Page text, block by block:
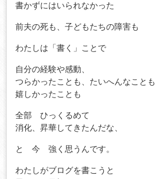
書かずにはいられなかった
前夫の死も、子どもたちの障害も
わたしは「書く」ことで
自分の経験や感動、
つらかったことも、たいへんなことも
嬉しかったことも
全部 ひっくるめて
消化、昇華してきたんだな、
と 今 強く思うんです。
わたしがブログを書こうと